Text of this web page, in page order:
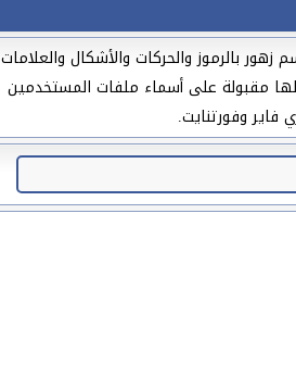
بالرموز والحركات والأشكال والعلامات
كلها مقبولة على أسماء ملفات المستخدمين
فاير وفورتنايت.